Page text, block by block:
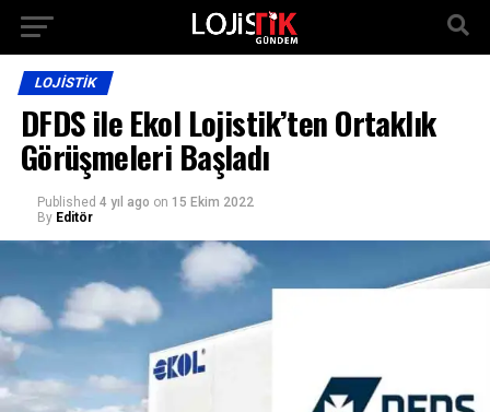
LOJISTIK
DFDS ile Ekol Lojistik’ten Ortaklık
Görüşmeleri Başladı
Published 4 yıl ago on 15 Ekim 2022
By Editör